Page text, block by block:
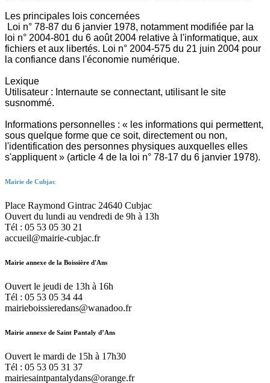
Les principales lois concernées
Loi n° 78-87 du 6 janvier 1978, notamment modifiée par la
loi n° 2004-801 du 6 août 2004 relative à l'informatique, aux
fichiers et aux libertés. Loi n° 2004-575 du 21 juin 2004 pour
la confiance dans l'économie numérique.
Lexique
Utilisateur : Internaute se connectant, utilisant le site
susnommé.
Informations personnelles : « les informations qui permettent,
sous quelque forme que ce soit, directement ou non,
l'identification des personnes physiques auxquelles elles
s'appliquent » (article 4 de la loi n° 78-17 du 6 janvier 1978).
Mairie de Cubjac
Place Raymond Gintrac 24640 Cubjac
Ouvert du lundi au vendredi de 9h à 13h
Tél : 05 53 05 30 21
accueil@mairie-cubjac.fr
Mairie annexe de la Boissière d'Ans
Ouvert le jeudi de 13h à 16h
Tél : 05 53 05 34 44
mairieboissieredans@wanadoo.fr
Mairie annexe de Saint Pantaly d’Ans
Ouvert le mardi de 15h à 17h30
Tél : 05 53 05 31 37
mairiesaintpantalydans@orange.fr